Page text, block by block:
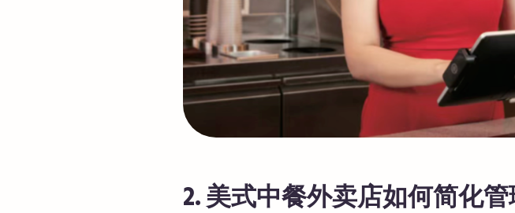
2. 美式中餐外卖店如何简化